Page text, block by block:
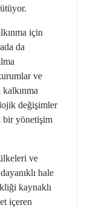
için
da
ve
değişimler
bir yönetişim
ve
hale
kaynaklı
içeren